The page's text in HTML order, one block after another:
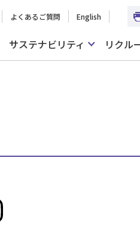
よくあるご質問 English
サステナビリティ リクル